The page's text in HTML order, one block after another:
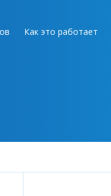
Как это работает